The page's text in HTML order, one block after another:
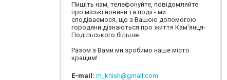
Пишіть нам, телефонуйте, повідомляйте
про міські новини та події - ми
сподіваємося, що з Вашою допомогою
городяни дізнаються про життя Кам'янця-
Подільського більше.
Разом з Вами ми зробимо наше місто
кращим!
E-mail: m_knish@gmail.com